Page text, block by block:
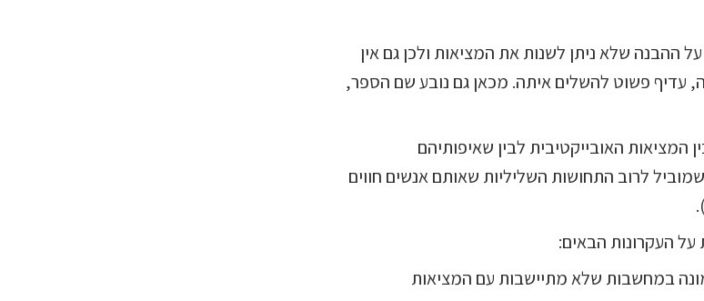
שלא ניתן לשנות את המציאות ולכן גם אין
עדיף פשוט להשלים איתה. מכאן גם נובע שם הספר,
המציאות האובייקטיבית לבין שאיפותיהם
לרוב התחושות השליליות שאותם אנשים חווים
העקרונות הבאים:
במחשבות שלא מתיישבות עם המציאות